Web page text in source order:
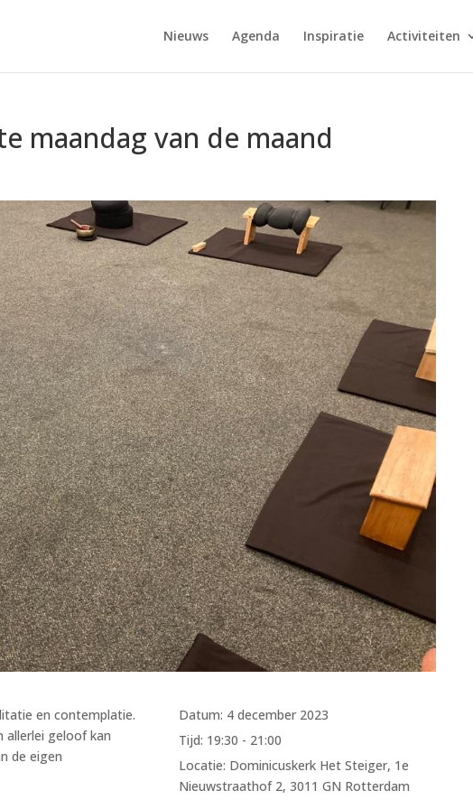
Nieuws Agenda Inspiratie Activiteiten
maandag van de maand
Datum: 4 december 2023
Tijd: 19:30 - 21:00
Locatie: Dominicuskerk Het Steiger, 1e
Nieuwstraathof 2, 3011 GN Rotterdam
en contemplatie.
geloof kan
de eigen